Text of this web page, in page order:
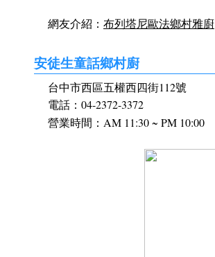
網友介紹： 布列塔尼歐法鄉村雅廚
安徒生童話鄉村廚
台中市西區五權西四街112號
電話：04-2372-3372
營業時間：AM 11:30 ~ PM 10:00